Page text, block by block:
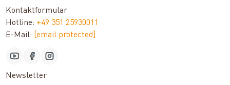
Kontaktformular
Hotline: +49 351 25930011
E-Mail:
[email protected]
Newsletter